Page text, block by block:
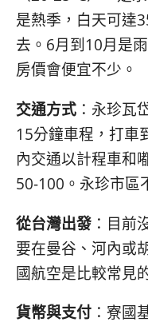
是熱季，白天可達
去。6月到10月是
房價會便宜不少。
交通方式 ：永珍瓦
15分鐘車程，打車
內交通以計程車和
50-100。永珍市區
從台灣出發 ：目前
要在曼谷、河內或
國航空是比較常見
貨幣與支付 ：寮國